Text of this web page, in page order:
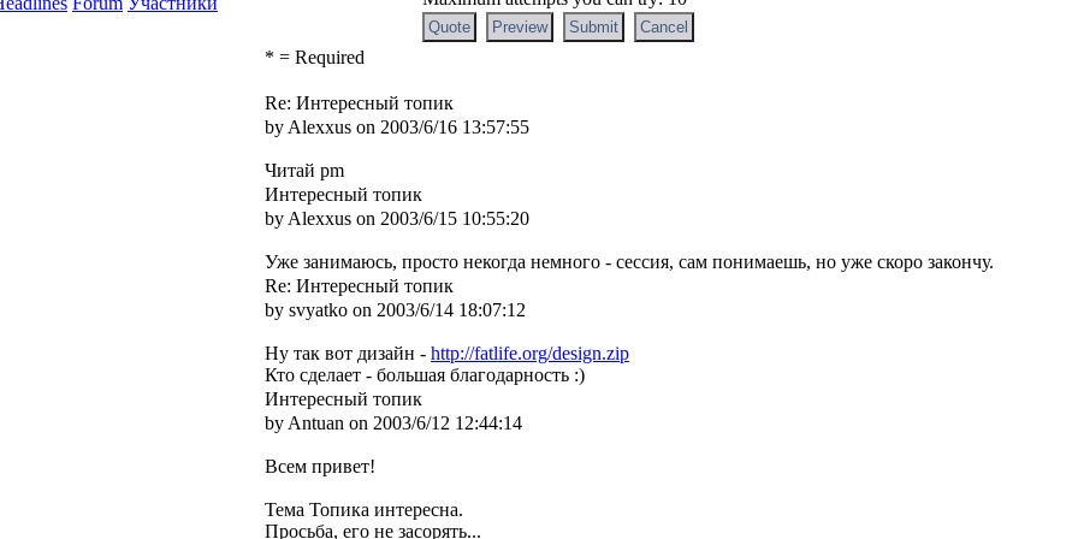
* = Required
Re: Интересный топик
by Alexxus on 2003/6/16 13:57:55
Читай pm
Интересный топик
by Alexxus on 2003/6/15 10:55:20
Уже занимаюсь, просто некогда немного - сессия, сам понимаешь, но уже скоро закончу.
Re: Интересный топик
by svyatko on 2003/6/14 18:07:12
Ну так вот дизайн - http://fatlife.org/design.zip
Кто сделает - большая благодарность :)
Интересный топик
by Antuan on 2003/6/12 12:44:14
Всем привет!
Тема Топика интересна.
Просьба, его не засорять...